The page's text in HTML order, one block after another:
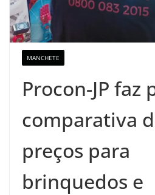
MANCHETE
Procon-JP faz
comparativa
preços para
brinquedos e